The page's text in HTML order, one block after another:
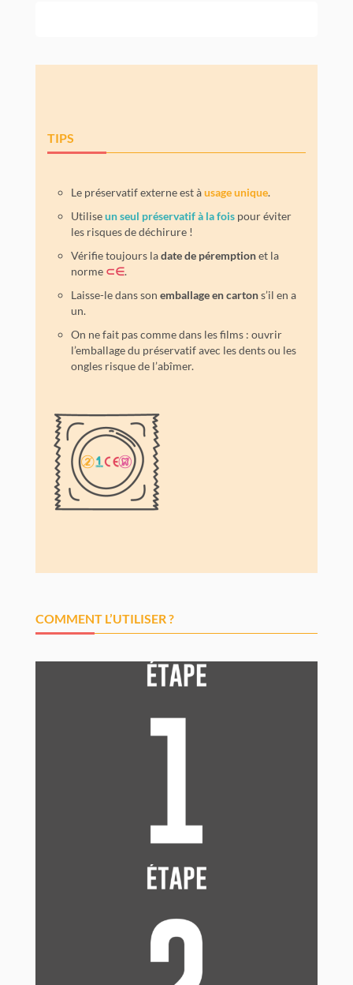
TIPS
Le préservatif externe est àusage unique.
Utiliseun seul préservatif à la fois pour éviter
les risques de déchirure !
Vérifie toujours ladate de péremptionet la
norme ⊂∈.
Laisse-le dans son emballage en cartons’il en a
un.
On ne fait pas comme dans les films : ouvrir
l’emballage du préservatif avec les dents ou les
ongles risque de l’abîmer.
COMMENT L’UTILISER ?
Après avoir enlevé l’emballage, ne déroule pas
réservoir) entre l’index et le pouce et pose-le sur le